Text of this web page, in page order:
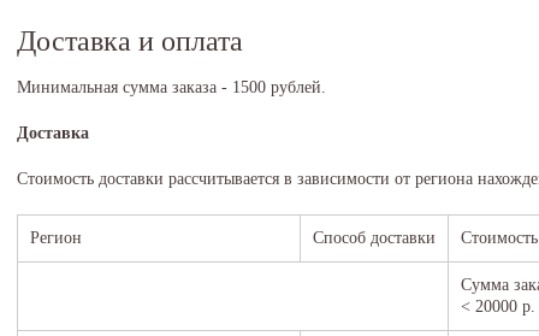
Доставка и оплата
Минимальная сумма заказа - 1500 рублей.
Доставка
Стоимость доставки рассчитывается в зависимости от региона
Регион Способ доставки
Сумма
< 20000 р.